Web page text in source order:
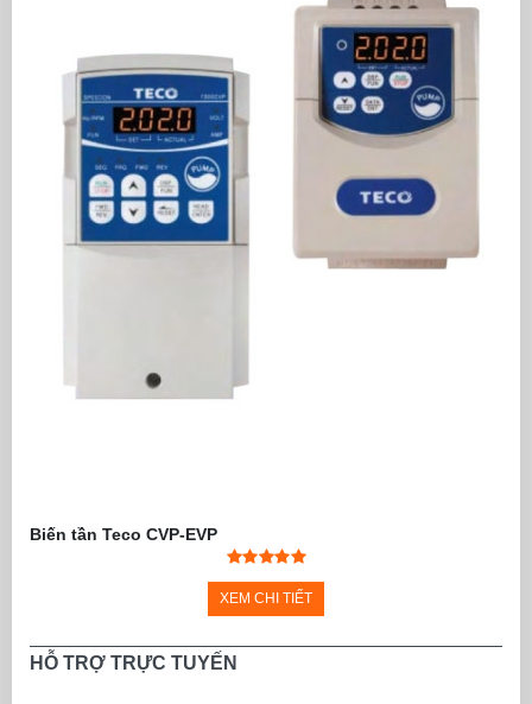
Biến tần Teco CVP-EVP
XEM CHI TIẾT
HỖ TRỢ TRỰC TUYẾN